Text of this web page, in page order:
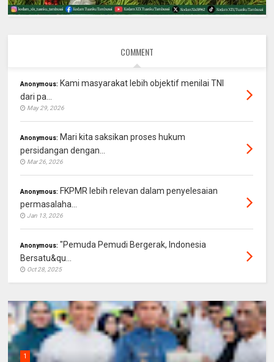
COMMENT
Anonymous: Kami masyarakat lebih objektif menilai TNI
dari pa...
May 29, 2026
Anonymous: Mari kita saksikan proses hukum
persidangan dengan...
Mar 26, 2026
Anonymous: FKPMR lebih relevan dalam penyelesaian
permasalaha...
Jan 13, 2026
Anonymous: "Pemuda Pemudi Bergerak, Indonesia
Bersatu&qu...
Oct 28, 2025
1